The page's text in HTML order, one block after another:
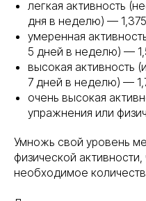
легкая активность
дня в неделю) —
умеренная
5 дней в неделю) —
высокая активность
7 дней в неделю) —
очень высокая
упражнения или
Умножь свой уровень
физической
необходимое